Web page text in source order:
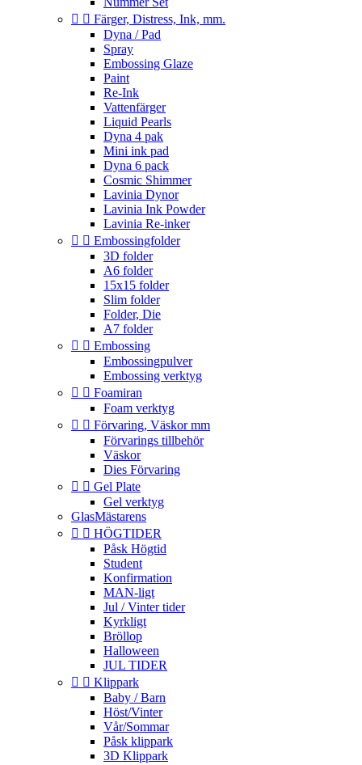
  Färger, Distress, Ink, mm.
Dyna / Pad
Spray
Embossing Glaze
Paint
Re-Ink
Vattenfärger
Liquid Pearls
Dyna 4 pak
Mini ink pad
Dyna 6 pack
Cosmic Shimmer
Lavinia Dynor
Lavinia Ink Powder
Lavinia Re-inker
  Embossingfolder
3D folder
A6 folder
15x15 folder
Slim folder
Folder, Die
A7 folder
  Embossing
Embossingpulver
Embossing verktyg
  Foamiran
Foam verktyg
  Förvaring, Väskor mm
Förvarings tillbehör
Väskor
Dies Förvaring
  Gel Plate
Gel verktyg
GlasMästarens
  HÖGTIDER
Påsk Högtid
Student
Konfirmation
MAN-ligt
Jul / Vinter tider
Kyrkligt
Bröllop
Halloween
JUL TIDER
  Klippark
Baby / Barn
Höst/Vinter
Vår/Sommar
Påsk klippark
3D Klippark